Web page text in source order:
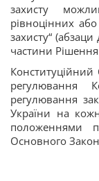
захисту
рівноцінних
захисту“
частини
Конституційний
регулювання
регулювання
України на
положеннями
Основного